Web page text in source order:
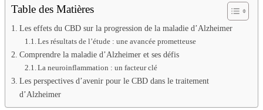
Table des Matières
Les effets du CBD sur la progression de la maladie d’Alzheimer
Les résultats de l’étude : une avancée prometteuse
Comprendre la maladie d’Alzheimer et ses défis
La neuroinflammation : un facteur clé
Les perspectives d’avenir pour le CBD dans le traitement
d’Alzheimer